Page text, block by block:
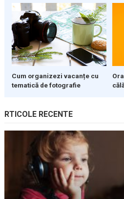
Cum organizezi vacanțe cu
tematică de fotografie
RTICOLE RECENTE